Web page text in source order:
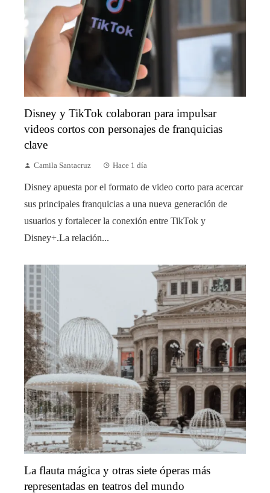
Disney y TikTok colaboran para impulsar
videos cortos con personajes de franquicias
clave
Camila Santacruz Hace 1 día
Disney apuesta por el formato de video corto para acercar
sus principales franquicias a una nueva generación de
usuarios y fortalecer la conexión entre TikTok y
Disney+.La relación...
La flauta mágica y otras siete óperas más
representadas en teatros del mundo